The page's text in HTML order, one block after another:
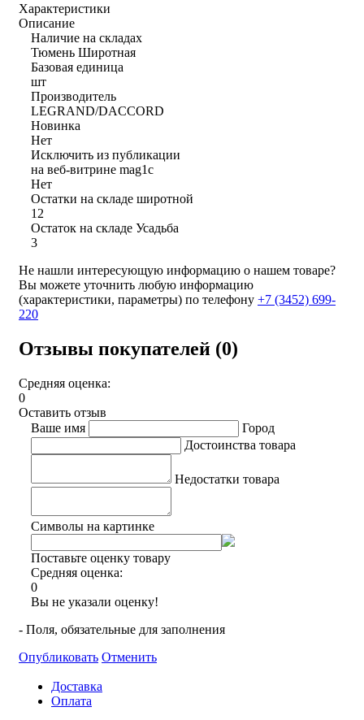
Характеристики
Описание
Наличие на складах
Тюмень Широтная
Базовая единица
шт
Производитель
LEGRAND/DACCORD
Новинка
Нет
Исключить из публикации
на веб-витрине mag1c
Нет
Остатки на складе широтной
12
Остаток на складе Усадьба
3
Не нашли интересующую информацию о нашем товаре?
Вы можете уточнить любую информацию
(характеристики, параметры) по телефону +7 (3452) 699-
220
Отзывы покупателей (0)
Средняя оценка:
0
Оставить отзыв
Ваше имя
Город
Достоинства товара
Недостатки товара
Символы на картинке
Поставьте оценку товару
Средняя оценка:
0
Вы не указали оценку!
- Поля, обязательные для заполнения
Опубликовать Отменить
Доставка
Оплата